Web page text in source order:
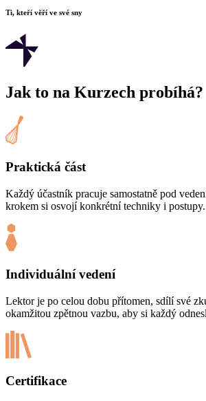
Ti, kteří věří ve své sny
Jak to na Kurzech probíhá?
Praktická část
Každý účastník pracuje samostatně pod
krokem si osvojí konkrétní techniky i postupy.
Individuální vedení
Lektor je po celou dobu přítomen, sdílí své
okamžitou zpětnou vazbu, aby si každý
Certifikace